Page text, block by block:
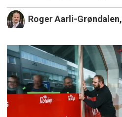
Roger Aarli-Grøndalen,